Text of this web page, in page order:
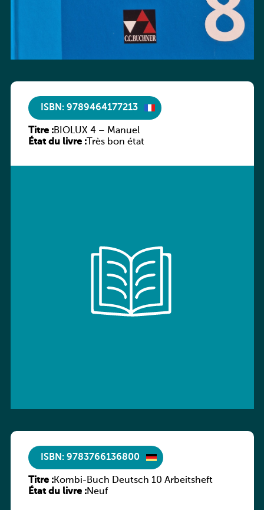
ISBN: 9789464177213
Titre :BIOLUX 4 – Manuel
État du livre :Très bon état
ISBN: 9783766136800
Titre :Kombi-Buch Deutsch 10 Arbeitsheft
État du livre :Neuf